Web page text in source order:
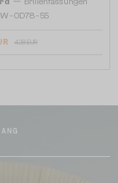
- 0D78 - 55
428 EUR